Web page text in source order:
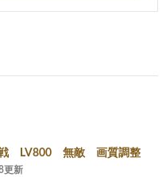
戦 LV800 無敵 画質調整
更新